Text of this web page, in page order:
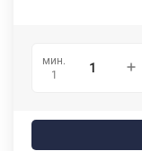
мин.
1